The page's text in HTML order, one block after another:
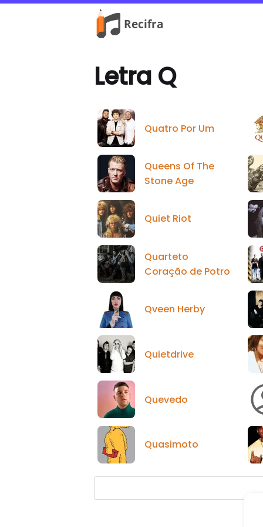
Letra Q
Quatro Por Um
Queens Of The
Stone Age
Quiet Riot
Quarteto
Coração de Potro
Qveen Herby
Quietdrive
Quevedo
Quasimoto